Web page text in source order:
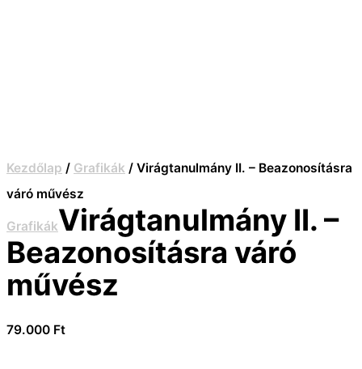
Kezdőlap / Grafikák / Virágtanulmány II. – Beazonosításra
váró művész
GrafikákVirágtanulmány II. –
Beazonosításra váró
művész
79.000 Ft